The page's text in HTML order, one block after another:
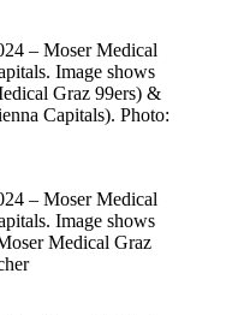
– Moser Medical
Image shows
Graz 99ers) &
Capitals). Photo:
– Moser Medical
Image shows
Medical Graz